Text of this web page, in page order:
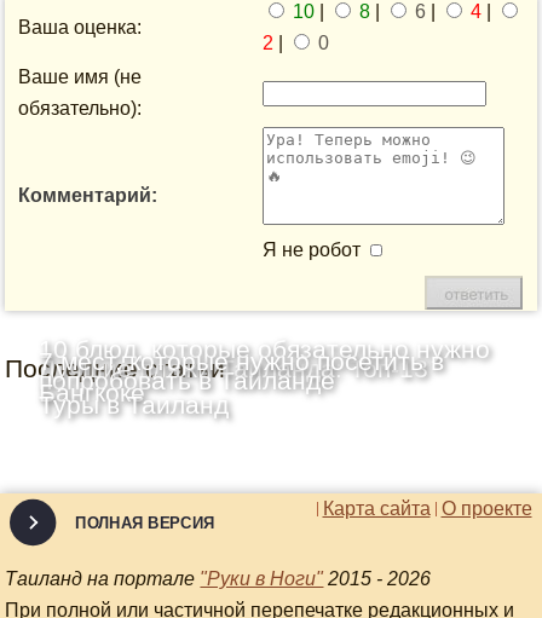
Ваша оценка:
10 8 6 4
2
0
Ваше имя (не
обязательно):
Комментарий:
Я не робот
Последние статьи
Лучшие пляжи Таиланда: Топ-13
10 блюд, которые обязательно нужно
попробовать в Таиланде
7 мест, которые нужно посетить в
Бангкоке
Туры в Таиланд
О проекте
Карта сайта
ПОЛНАЯ ВЕРСИЯ
Таиланд на портале "Руки в Ноги" 2015 - 2026
При полной или частичной перепечатке редакционных и